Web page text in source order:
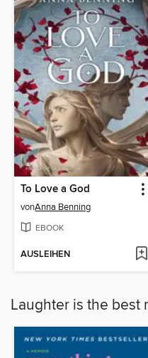
To Love a God
vonAnna Benning
EBOOK
AUSLEIHEN
Laughter is the best